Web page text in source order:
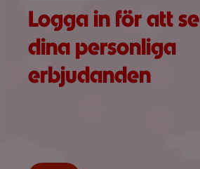
Logga in för att se
dina personliga
erbjudanden